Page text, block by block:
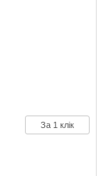
За 1 клік